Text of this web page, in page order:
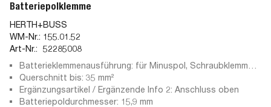
Batteriepolklemme
HERTH+BUSS
WM-Nr.: 155.01.52
Art-Nr.: 52285008
Batterieklemmenausführung: für Minuspol, Schraubklemme,
Gussteil
Querschnitt bis: 35 mm²
Ergänzungsartikel / Ergänzende Info 2: Anschluss oben
Batteriepoldurchmesser: 15,9 mm